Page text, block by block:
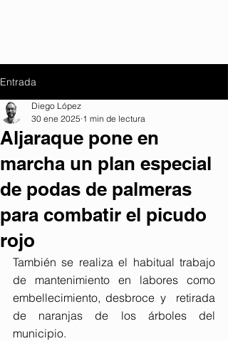
Entrada
Aljaraque pone en
marcha un plan especial
de podas de palmeras
para combatir el picudo
rojo
Diego López
30 ene 2025 1 min de lectura
También se realiza el habitual trabajo
de mantenimiento en labores como
embellecimiento, desbroce y  retirada
de naranjas de los árboles del
municipio.